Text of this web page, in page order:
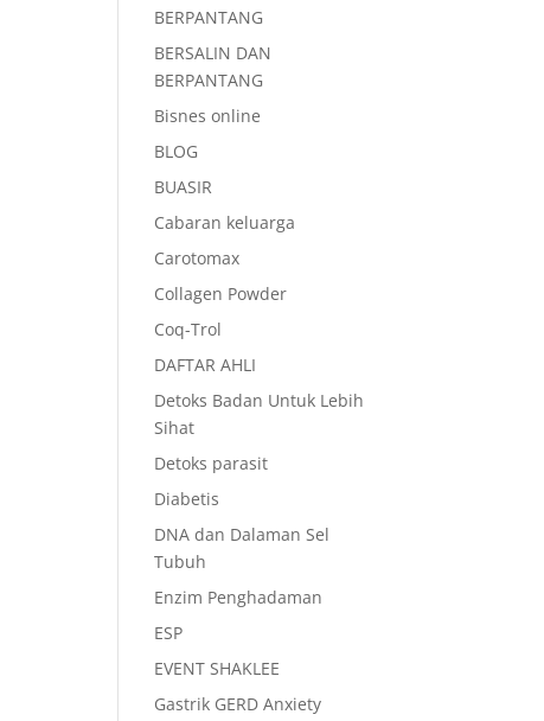
BERPANTANG
BERSALIN DAN
BERPANTANG
Bisnes online
BLOG
BUASIR
Cabaran keluarga
Carotomax
Collagen Powder
Coq-Trol
DAFTAR AHLI
Detoks Badan Untuk Lebih
Sihat
Detoks parasit
Diabetis
DNA dan Dalaman Sel
Tubuh
Enzim Penghadaman
ESP
EVENT SHAKLEE
Gastrik GERD Anxiety